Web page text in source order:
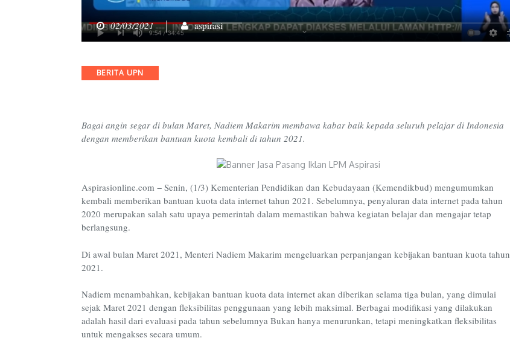
02/03/2021 aspirasi
Categories
BERITA UPN
Bagai angin segar di bulan Maret, Nadiem Makarim membawa kabar baik kepada seluruh pelajar di Indonesia
dengan memberikan bantuan kuota kembali di tahun 2021.
Aspirasionline.com − Senin, (1/3) Kementerian Pendidikan dan Kebudayaan (Kemendikbud) mengumumkan
kembali memberikan bantuan kuota data internet tahun 2021. Sebelumnya, penyaluran data internet pada tahun
2020 merupakan salah satu upaya pemerintah dalam memastikan bahwa kegiatan belajar dan mengajar tetap
berlangsung.
Di awal bulan Maret 2021, Menteri Nadiem Makarim mengeluarkan perpanjangan kebijakan bantuan kuota tahun
2021.
Nadiem menambahkan, kebijakan bantuan kuota data internet akan diberikan selama tiga bulan, yang dimulai
sejak Maret 2021 dengan fleksibilitas penggunaan yang lebih maksimal. Berbagai modifikasi yang dilakukan
adalah hasil dari evaluasi pada tahun sebelumnya Bukan hanya menurunkan, tetapi meningkatkan fleksibilitas
untuk mengakses secara umum.